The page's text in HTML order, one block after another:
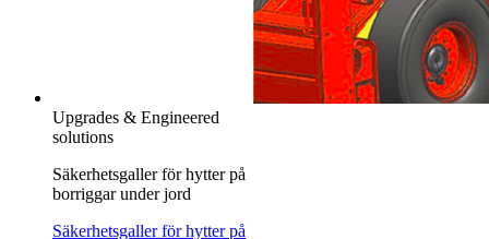
Upgrades & Engineered
solutions
Säkerhetsgaller för hytter på
borriggar under jord
Säkerhetsgaller för hytter på